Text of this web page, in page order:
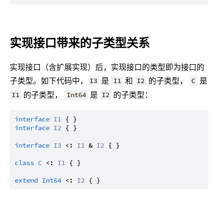
实现接口带来的子类型关系
实现接口（含扩展实现）后，实现接口的类型即为接口的
子类型。如下代码中，
I3 是 I1 和 I2 的子类型， C 是
I1 的子类型， Int64 是 I2 的子类型：
interface I1
interface I2 { }
interface I3 <: I1 & I2 { }
class C <: I1 { }
extend Int64 <: I2